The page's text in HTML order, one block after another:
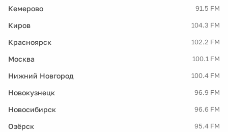
Кемерово 91.5 FM
Киров 104.3 FM
Красноярск 102.2 FM
Москва 100.1 FM
Нижний Новгород 100.4 FM
Новокузнецк 96.9 FM
Новосибирск 96.6 FM
Озёрск 95.4 FM